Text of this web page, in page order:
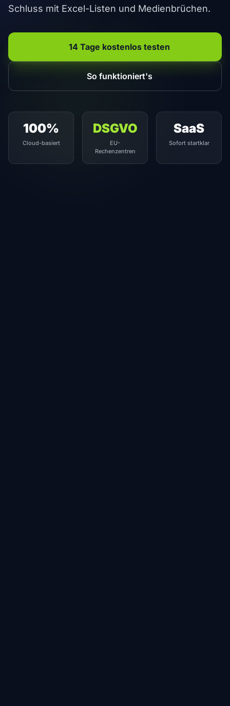
Schluss mit Excel-Listen und Medienbrüchen.
14 Tage kostenlos testen
So funktioniert's
100%
Cloud-basiert
DSGVO
EU-
Rechenzentren
SaaS
Sofort startklar